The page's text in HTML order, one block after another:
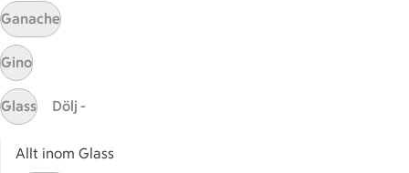
Prenumerera
Ganache
Gino
Glass Dölj -
Allt inom Glass